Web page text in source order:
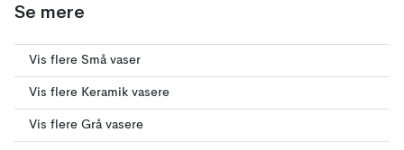
Se mere
Vis flere Små vaser
Vis flere Keramik vasere
Vis flere Grå vasere